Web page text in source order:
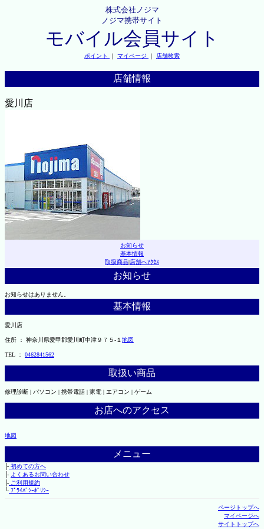
株式会社ノジマ
ノジマ携帯サイト
モバイル会員サイト
ポイント ｜ マイページ ｜ 店舗検索
店舗情報
愛川店
お知らせ
基本情報
取扱商品|店舗へｱｸｾｽ
お知らせ
お知らせはありません。
基本情報
愛川店
住所 ： 神奈川県愛甲郡愛川町中津９７５-１ 地図
TEL ： 0462841562
取扱い商品
修理診断 | パソコン | 携帯電話 | 家電 | エアコン | ゲーム
お店へのアクセス
地図
メニュー
├初めての方へ
├ よくあるお問い合わせ
├ご利用規約
└ﾌﾟﾗｲﾊﾞｼｰﾎﾟﾘｼｰ
ページトップへ
マイページへ
サイトトップへ